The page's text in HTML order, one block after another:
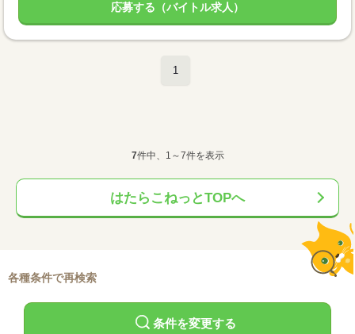
応募する（バイトル求人）
1
7件中、1～7件を表示
はたらこねっとTOPへ
各種条件で再検索
条件を変更する